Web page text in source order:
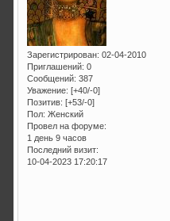
Зарегистрирован: 02-04-2010
Приглашений: 0
Сообщений: 387
Уважение: [+40/-0]
Позитив: [+53/-0]
Пол: Женский
Провел на форуме:
1 день 9 часов
Последний визит:
10-04-2023 17:20:17